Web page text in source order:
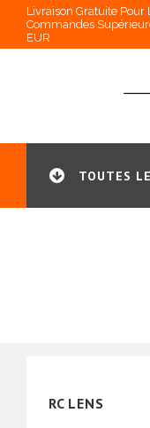
Livraison Gratuite Pour
Commandes
EUR
TOUTES
RC LENS